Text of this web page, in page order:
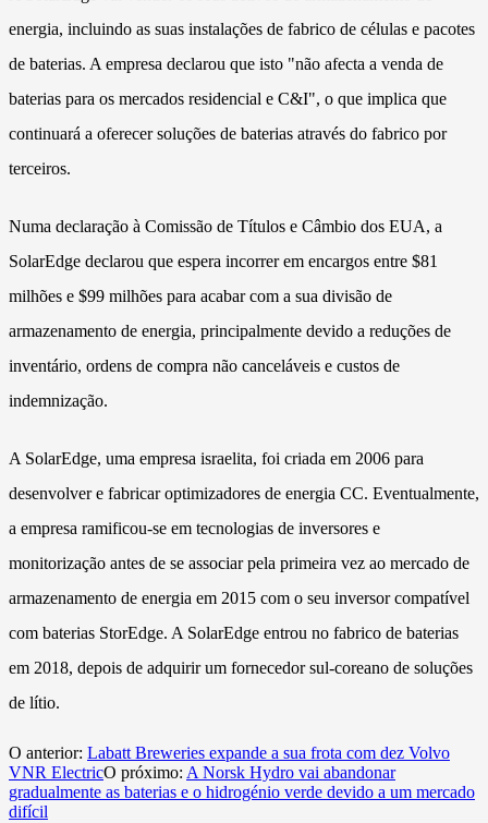
energia, incluindo as suas instalações de fabrico de células e pacotes
de baterias. A empresa declarou que isto "não afecta a venda de
baterias para os mercados residencial e C&I", o que implica que
continuará a oferecer soluções de baterias através do fabrico por
terceiros.
Numa declaração à Comissão de Títulos e Câmbio dos EUA, a
SolarEdge declarou que espera incorrer em encargos entre $81
milhões e $99 milhões para acabar com a sua divisão de
armazenamento de energia, principalmente devido a reduções de
inventário, ordens de compra não canceláveis e custos de
indemnização.
A SolarEdge, uma empresa israelita, foi criada em 2006 para
desenvolver e fabricar optimizadores de energia CC. Eventualmente,
a empresa ramificou-se em tecnologias de inversores e
monitorização antes de se associar pela primeira vez ao mercado de
armazenamento de energia em 2015 com o seu inversor compatível
com baterias StorEdge. A SolarEdge entrou no fabrico de baterias
em 2018, depois de adquirir um fornecedor sul-coreano de soluções
de lítio.
O anterior: Labatt Breweries expande a sua frota com dez Volvo
VNR ElectricO próximo: A Norsk Hydro vai abandonar
gradualmente as baterias e o hidrogénio verde devido a um mercado
difícil